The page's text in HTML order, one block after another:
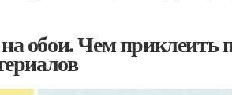
обои. Чем приклеить